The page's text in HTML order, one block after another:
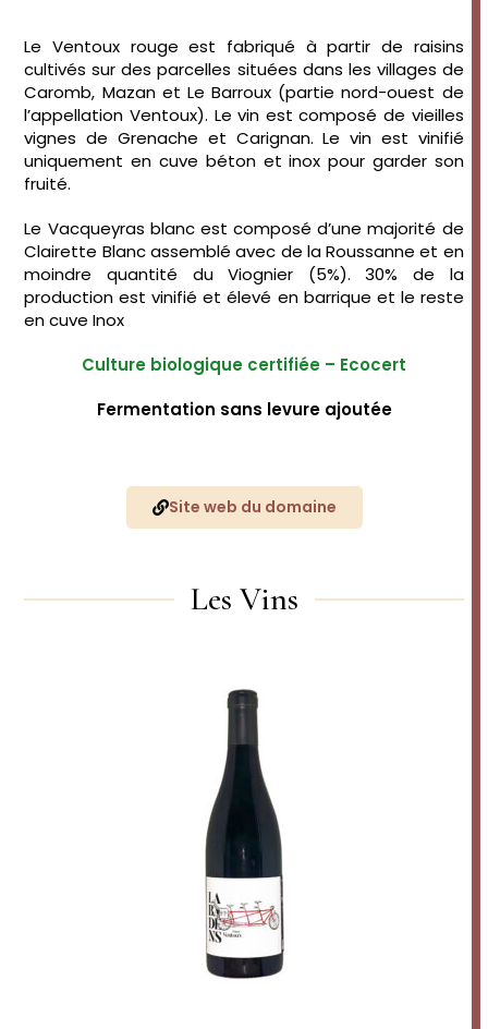
Le Ventoux rouge est fabriqué à partir de raisins
cultivés sur des parcelles situées dans les villages de
Caromb, Mazan et Le Barroux (partie nord-ouest de
l’appellation Ventoux). Le vin est composé de vieilles
vignes de Grenache et Carignan. Le vin est vinifié
uniquement en cuve béton et inox pour garder son
fruité.
Le Vacqueyras blanc est composé d’une majorité de
Clairette Blanc assemblé avec de la Roussanne et en
moindre quantité du Viognier (5%). 30% de la
production est vinifié et élevé en barrique et le reste
en cuve Inox
Culture biologique certifiée – Ecocert
Fermentation sans levure ajoutée
Site web du domaine
Les Vins